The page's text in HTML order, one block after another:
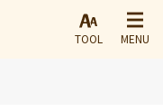
TOOL MENU